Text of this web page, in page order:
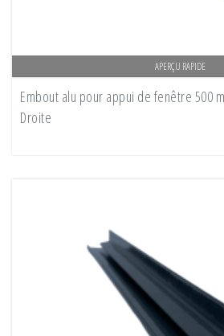
APERÇU RAPIDE
Embout alu pour appui de fenêtre 500
Droite